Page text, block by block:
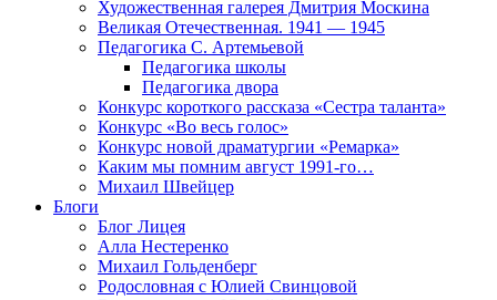
Художественная галерея Дмитрия Москина
Великая Отечественная. 1941 — 1945
Педагогика С. Артемьевой
Педагогика школы
Педагогика двора
Конкурс короткого рассказа «Сестра таланта»
Конкурс «Во весь голос»
Конкурс новой драматургии «Ремарка»
Каким мы помним август 1991-го…
Михаил Швейцер
Блоги
Блог Лицея
Алла Нестеренко
Михаил Гольденберг
Родословная с Юлией Свинцовой